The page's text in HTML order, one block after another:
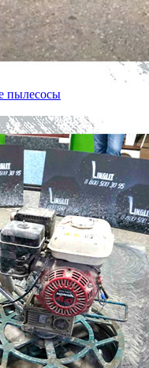
пылесосы